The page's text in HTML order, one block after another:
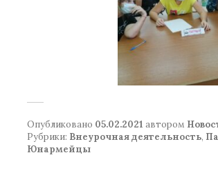
Опубликовано 05.02.2021 автором
Рубрики: Внеурочная деятельность,
Юнармейцы